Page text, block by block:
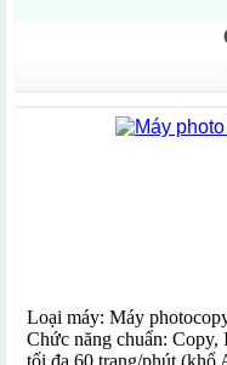
dùng, in/scan từ ổ đĩa di
mm Trọng lượng: 71 kg
Bản) Sử dụng mực:
chụp)
Loại máy: Máy
Chức năng chuẩn: Copy,